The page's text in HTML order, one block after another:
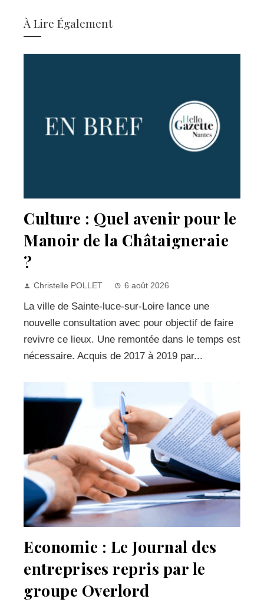
À Lire Également
Culture : Quel avenir pour le
Manoir de la Châtaigneraie
?
Christelle POLLET 6 août 2026
La ville de Sainte-luce-sur-Loire lance une
nouvelle consultation avec pour objectif de faire
revivre ce lieux. Une remontée dans le temps est
nécessaire. Acquis de 2017 à 2019 par...
Economie : Le Journal des
entreprises repris par le
groupe Overlord